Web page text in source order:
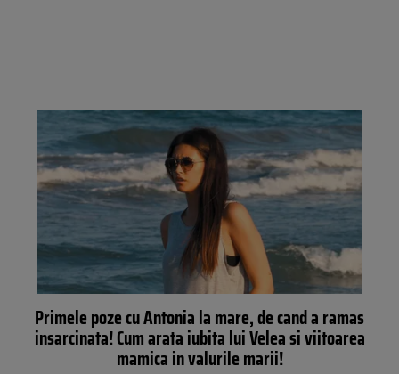
Primele poze cu Antonia la mare, de cand a ramas
insarcinata! Cum arata iubita lui Velea si viitoarea
mamica in valurile marii!